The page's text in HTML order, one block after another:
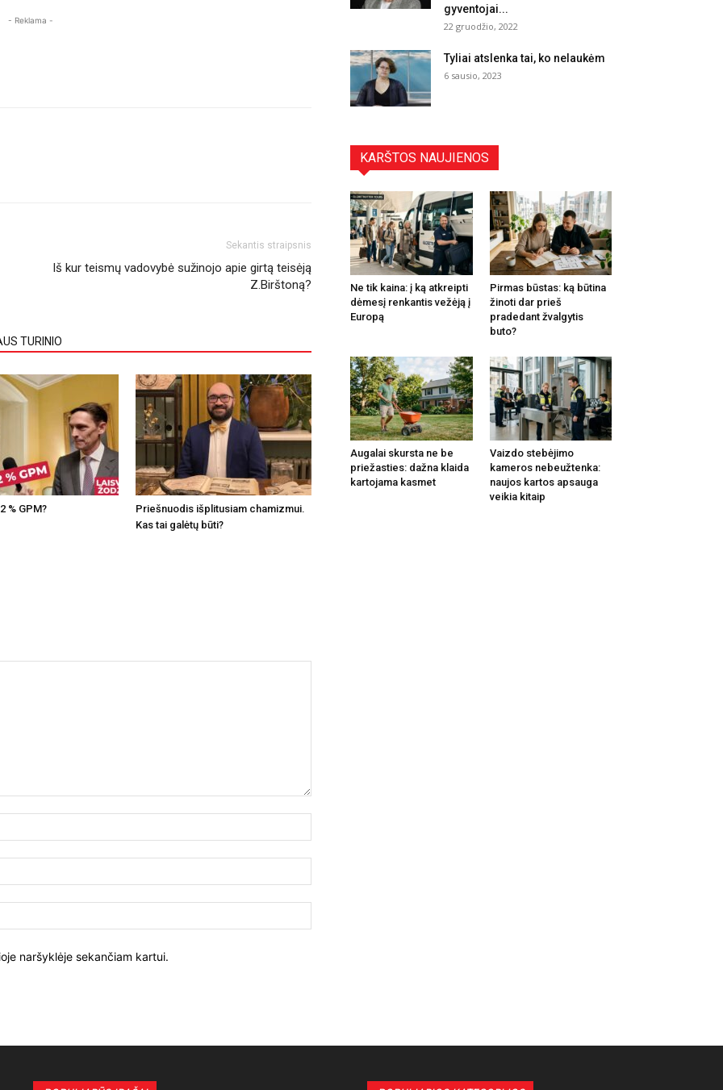
- Reklama -
Sekantis straipsnis
Iš kur teismų vadovybė sužinojo apie girtą teisėją
Z.Birštoną?
TURINIO
% GPM?
Priešnuodis išplitusiam chamizmui.
Kas tai galėtų būti?
naršyklėje sekančiam kartui.
gyventojai...
22 gruodžio, 2022
Tyliai atslenka tai, ko nelaukėm
6 sausio, 2023
KARŠTOS NAUJIENOS
Ne tik kaina: į ką atkreipti
dėmesį renkantis vežėją į
Europą
Pirmas būstas: ką būtina
žinoti dar prieš
pradedant žvalgytis
buto?
Augalai skursta ne be
priežasties: dažna klaida
kartojama kasmet
Vaizdo stebėjimo
kameros nebeužtenka:
naujos kartos apsauga
veikia kitaip